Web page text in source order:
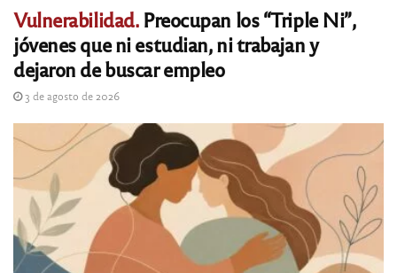
Vulnerabilidad.Preocupan los “Triple Ni”,
jóvenes que ni estudian, ni trabajan y
dejaron de buscar empleo
3 de agosto de 2026